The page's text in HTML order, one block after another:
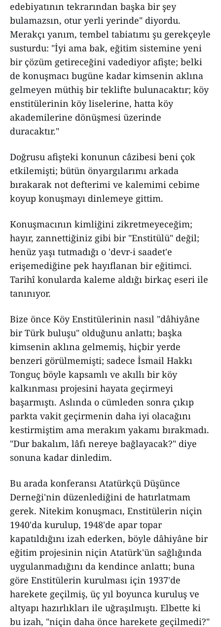
edebiyatının tekrarından başka bir şey
bulamazsın, otur yerli yerinde" diyordu.
Merakçı yanım, tembel tabiatımı şu gerekçeyle
susturdu: "İyi ama bak, eğitim sistemine yeni
bir çözüm getireceğini vadediyor afişte; belki
de konuşmacı bugüne kadar kimsenin aklına
gelmeyen müthiş bir teklifte bulunacaktır; köy
enstitülerinin köy liselerine, hatta köy
akademilerine dönüşmesi üzerinde
duracaktır."
Doğrusu afişteki konunun câzibesi beni çok
etkilemişti; bütün önyargılarımı arkada
bırakarak not defterimi ve kalemimi cebime
koyup konuşmayı dinlemeye gittim.
Konuşmacının kimliğini zikretmeyeceğim;
hayır, zannettiğiniz gibi bir "Enstitülü" değil;
henüz yaşı tutmadığı o 'devr-i saadet'e
erişemediğine pek hayıflanan bir eğitimci.
Tarihî konularda kaleme aldığı birkaç eseri ile
tanınıyor.
Bize önce Köy Enstitülerinin nasıl "dâhiyâne
bir Türk buluşu" olduğunu anlattı; başka
kimsenin aklına gelmemiş, hiçbir yerde
benzeri görülmemişti; sadece İsmail Hakkı
Tonguç böyle kapsamlı ve akıllı bir köy
kalkınması projesini hayata geçirmeyi
başarmıştı. Aslında o cümleden sonra çıkıp
parkta vakit geçirmenin daha iyi olacağını
kestirmiştim ama merakım yakamı bırakmadı.
"Dur bakalım, lâfı nereye bağlayacak?" diye
sonuna kadar dinledim.
Bu arada konferansı Atatürkçü Düşünce
Derneği'nin düzenlediğini de hatırlatmam
gerek. Nitekim konuşmacı, Enstitülerin niçin
1940'da kurulup, 1948'de apar topar
kapatıldığını izah ederken, böyle dâhiyâne bir
eğitim projesinin niçin Atatürk'ün sağlığında
uygulanmadığını da kendince anlattı; buna
göre Enstitülerin kurulması için 1937'de
harekete geçilmiş, üç yıl boyunca kuruluş ve
altyapı hazırlıkları ile uğraşılmıştı. Elbette ki
bu izah, "niçin daha önce harekete geçilmedi?"